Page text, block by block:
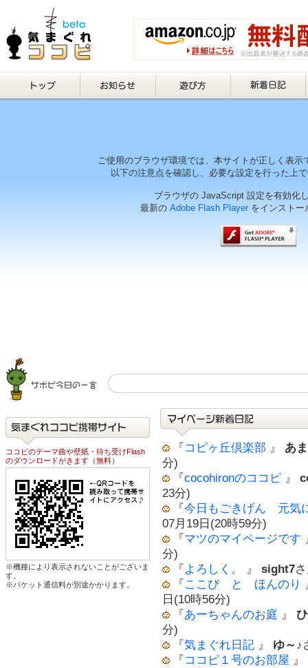
ご使用のブラウザ環境では、本サイトが正しく表示
以下の注意点を確認し、必要な設定を行った上
ブラウザの JavaScript 設定を有効化
最新の Adobe Flash Player をインストー
ココピのテーマ曲や壁紙・待ち受けFlash
のダウンロードがきます（無料）
※機種により表示されないことがございま
す。
※パケット通信料が別途かかります。
『 コピヶ丘倶楽部 』
あ
分)
『cocohironのココピ 』
23分)
『今日もごきげん 元気
07月19日(20時59分)
『マツのマイページです
分)
『 よろしく。 』 sight7
『 ここぴ と ほんのり
日(10時56分)
『あーちゃんのお庭 』
分)
『気まぐれ日記 』 ゆ～♪
『 ココピ１号のお部屋 』